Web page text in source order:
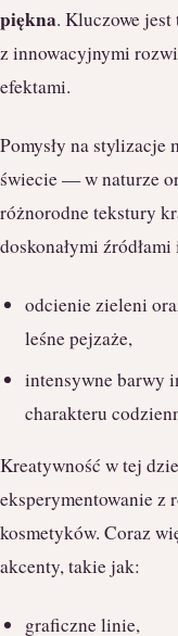
piękna. Kluczowe
z innowacyjnymi
efektami.
Pomysły na stylizacje
świecie — w naturze
różnorodne tekstury
doskonałymi
odcienie zieleni
leśne pejzaże,
intensywne barwy
charakteru
Kreatywność w tej
eksperymentowanie z
kosmetyków. Coraz
akcenty, takie jak:
graficzne linie,